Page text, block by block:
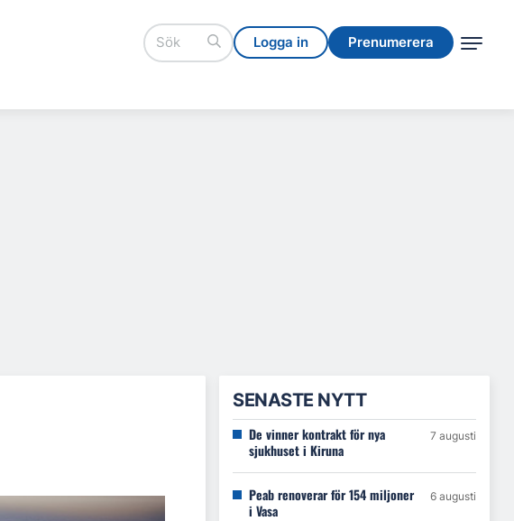
Logga in Prenumerera
Logga in Prenumerera
SENASTE NYTT
De vinner kontrakt för nya
sjukhuset i Kiruna
7 augusti
Peab renoverar för 154 miljoner
i Vasa
6 augusti